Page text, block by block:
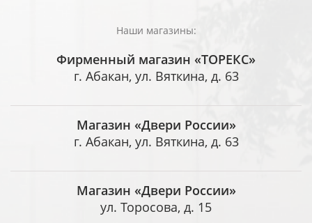
Наши магазины:
Фирменный магазин «ТОРЕКС»
г. Абакан, ул. Вяткина, д. 63
Магазин «Двери России»
г. Абакан, ул. Вяткина, д. 63
Магазин «Двери России»
ул. Торосова, д. 15